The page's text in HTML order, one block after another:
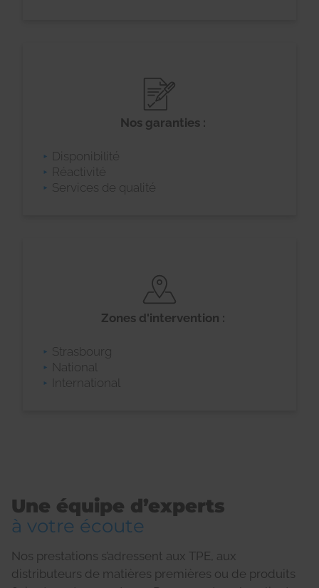
Nos garanties :
Disponibilité
Réactivité
Services de qualité
Zones d'intervention :
Strasbourg
National
International
Une équipe d’experts
à votre écoute
Nos prestations s’adressent aux TPE, aux
distributeurs de matières premières ou de produits